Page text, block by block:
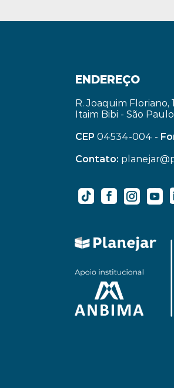
ENDEREÇO
R. Joaquim Floriano,
Itaim Bibi - São
CEP 04534-004 -
Contato: